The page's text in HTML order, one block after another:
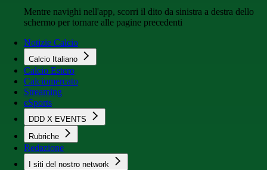
Mentre navighi nell'app, scorri il dito da sinistra a destra dello
schermo per tornare alle pagine precedenti
Notizie Calcio
Calcio Italiano
Calcio Estero
Calciomercato
Streaming
eSports
DDD X EVENTS
Rubriche
Redazione
I siti del nostro network